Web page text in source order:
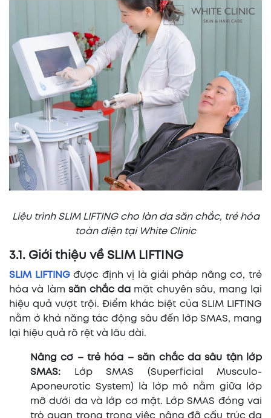
Liệu trình SLIM LIFTING cho làn da săn chắc, trẻ hóa
toàn diện tại White Clinic
3.1. Giới thiệu về SLIM LIFTING
SLIM LIFTINGđược định vị là giải pháp nâng cơ, trẻ
hóa và làmsăn chắc da mặt chuyên sâu, mang lại
hiệu quả vượt trội. Điểm khác biệt của SLIM LIFTING
nằm ở khả năng tác động sâu đến lớp SMAS, mang
lại hiệu quả rõ rệt và lâu dài.
Nâng cơ – trẻ hóa – săn chắc da sâu tận lớp
SMAS: Lớp SMAS (Superficial Musculo-
Aponeurotic System) là lớp mô nằm giữa lớp
mỡ dưới da và lớp cơ mặt. Lớp SMAS đóng vai
trò quan trọng trong việc nâng đỡ cấu trúc da